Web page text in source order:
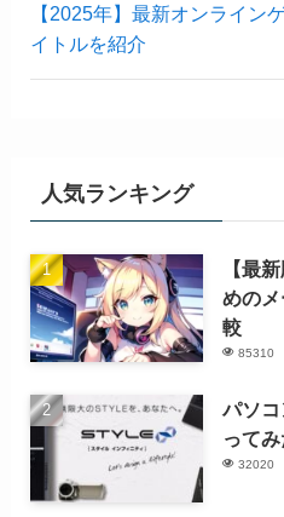
【2025年】最新オンライン
イトルを紹介
人気ランキング
【最
めの
較
85310
パソ
って
32020